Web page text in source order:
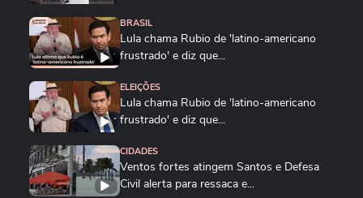
BRASIL
Lula chama Rubio de 'latino-americano
frustrado' e diz que...
ELEIÇÕES
Lula chama Rubio de 'latino-americano
frustrado' e diz que...
CIDADES
Ventos fortes atingem Santos e Defesa
Civil alerta para ressaca e...